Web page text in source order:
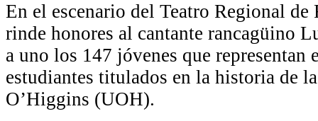
En el escenario del Teatro Regional de
rinde honores al cantante rancagüino
a uno los 147 jóvenes que representan
estudiantes titulados en la historia de
O’Higgins (UOH).